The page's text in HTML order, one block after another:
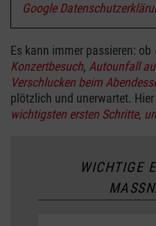
Google
Es kann immer passieren: ob
Konzertbesuch, Autounfall
Verschlucken beim
plötzlich und unerwartet.
wichtigsten ersten Schritte,
WICHTIGE